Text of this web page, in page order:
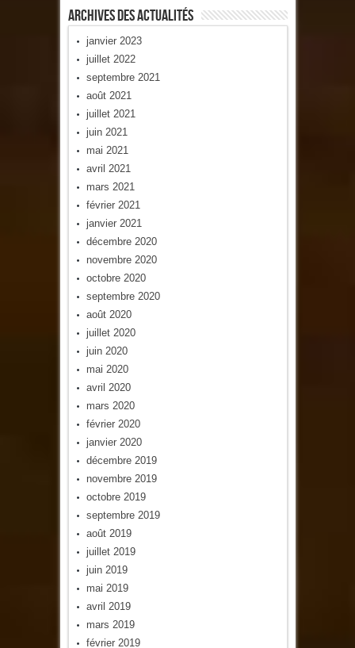
Archives Des Actualités
janvier 2023
juillet 2022
septembre 2021
août 2021
juillet 2021
juin 2021
mai 2021
avril 2021
mars 2021
février 2021
janvier 2021
décembre 2020
novembre 2020
octobre 2020
septembre 2020
août 2020
juillet 2020
juin 2020
mai 2020
avril 2020
mars 2020
février 2020
janvier 2020
décembre 2019
novembre 2019
octobre 2019
septembre 2019
août 2019
juillet 2019
juin 2019
mai 2019
avril 2019
mars 2019
février 2019